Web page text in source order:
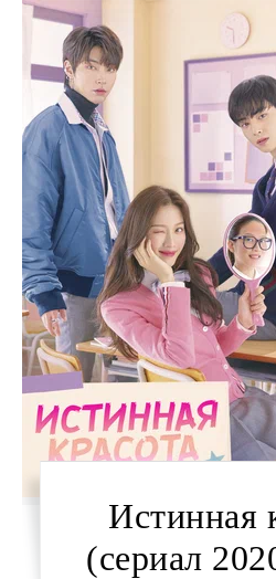
Истинная
(сериал